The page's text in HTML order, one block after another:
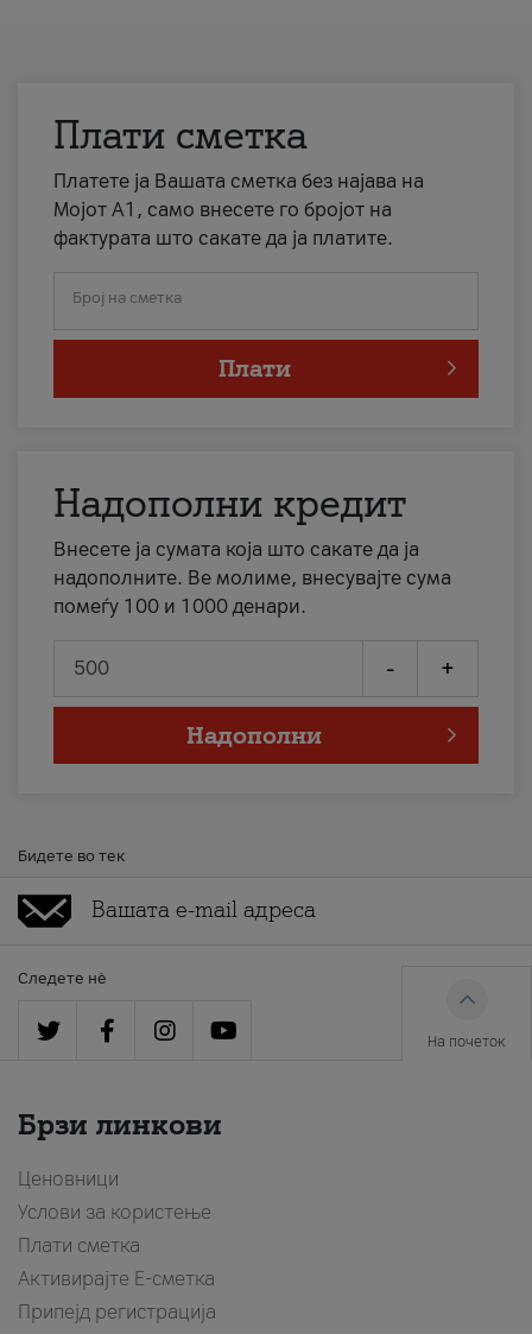
Плати сметка
Платете ја Вашата сметка без најава на
Мојот А1, само внесете го бројот на
фактурата што сакате да ја платите.
Број на сметка
Плати
Надополни кредит
Внесете ја сумата која што сакате да ја
надополните. Ве молиме, внесувајте сума
помеѓу 100 и 1000 денари.
- +
Надополни
Бидете во тек
Следете нè
На почеток
Брзи линкови
Ценовници
Услови за користење
Плати сметка
Активирајте Е-сметка
Припејд регистрација